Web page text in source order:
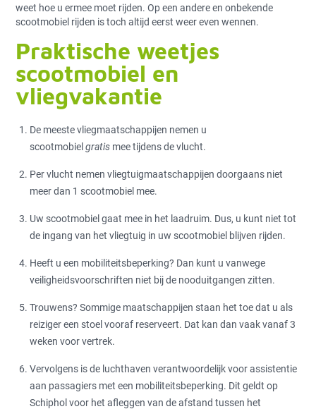
weet hoe u ermee moet rijden. Op een andere en onbekende
scootmobiel rijden is toch altijd eerst weer even wennen.
Praktische weetjes
scootmobiel en
vliegvakantie
De meeste vliegmaatschappijen nemen u
scootmobiel gratis mee tijdens de vlucht.
Per vlucht nemen vliegtuigmaatschappijen doorgaans niet
meer dan 1 scootmobiel mee.
Uw scootmobiel gaat mee in het laadruim. Dus, u kunt niet tot
de ingang van het vliegtuig in uw scootmobiel blijven rijden.
Heeft u een mobiliteitsbeperking? Dan kunt u vanwege
veiligheidsvoorschriften niet bij de nooduitgangen zitten.
Trouwens? Sommige maatschappijen staan het toe dat u als
reiziger een stoel vooraf reserveert. Dat kan dan vaak vanaf 3
weken voor vertrek.
Vervolgens is de luchthaven verantwoordelijk voor assistentie
aan passagiers met een mobiliteitsbeperking. Dit geldt op
Schiphol voor het afleggen van de afstand tussen het